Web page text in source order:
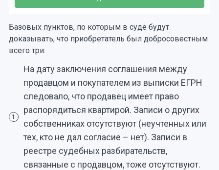
Базовых пунктов, по которым в суде будут
доказывать, что приобретатель был добросовестным
всего три:
1
На дату заключения соглашения между
продавцом и покупателем из выписки ЕГРН
следовало, что продавец имеет право
распорядиться квартирой. Записи о других
собственниках отсутствуют (неучтенных или
тех, кто не дал согласие – нет). Записи в
реестре судебных разбирательств,
связанные с продавцом, тоже отсутствуют.